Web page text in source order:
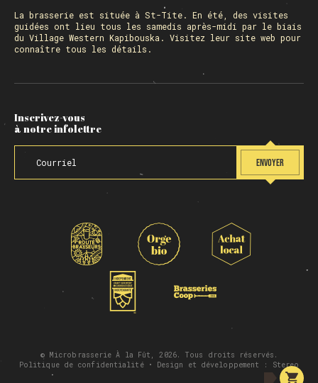
La brasserie est située à St-Tite. En été, des visites
guidées ont lieu tous les samedis après-midi par le biais
du Village Western Kapibouska. Visitez leur site web pour
connaître tous les détails.
Inscrivez-vous
à notre infolettre
ENVOYER
© Microbrasserie À la Fût, 2026. Tous droits réservés.
Politique de confidentialité• Design et développement : Stereo